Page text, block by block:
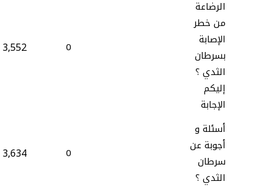
الرضاعة
من خطر
الإصابة
بسرطان
الثدي ؟
إليكم
الإجابة
0
3,552
أسئلة و
أجوبة عن
سرطان
الثدي ؟
0
3,634